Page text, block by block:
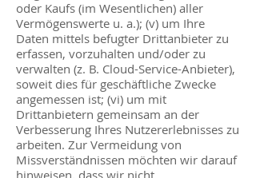
oder Kaufs (im Wesentlichen) aller
Vermögenswerte u. a.); (v) um Ihre
Daten mittels befugter Drittanbieter zu
erfassen, vorzuhalten und/oder zu
verwalten (z. B. Cloud-Service-Anbieter),
soweit dies für geschäftliche Zwecke
angemessen ist; (vi) um mit
Drittanbietern gemeinsam an der
Verbesserung Ihres Nutzererlebnisses zu
arbeiten. Zur Vermeidung von
Missverständnissen möchten wir darauf
hinweisen, dass wir nicht